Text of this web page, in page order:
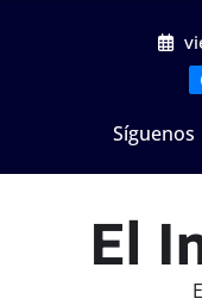
Síguenos
El